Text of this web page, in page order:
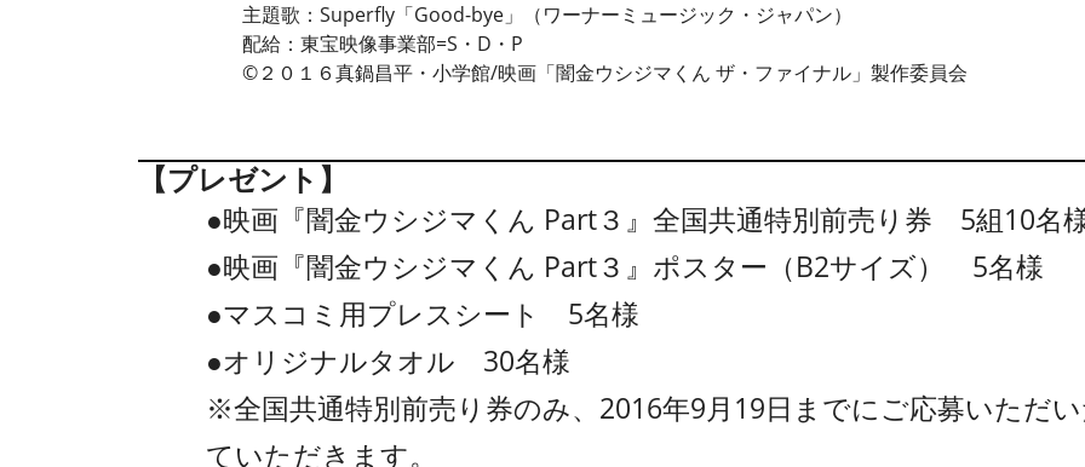
主題歌：Superfly「Good-bye」（ワーナーミュージック・ジャパン）
配給：東宝映像事業部=S・D・P
©２０１６真鍋昌平・小学館/映画「闇金ウシジマくん ザ・ファイナル」製作委員会
【プレゼント】
●映画『闇金ウシジマくん Part３』全国共通特別前売り券 5組10名
●映画『闇金ウシジマくん Part３』ポスター（B2サイズ） 5名様
●マスコミ用プレスシート 5名様
●オリジナルタオル 30名様
※全国共通特別前売り券のみ、2016年9月19日までにご応募いただ
ていただきます。